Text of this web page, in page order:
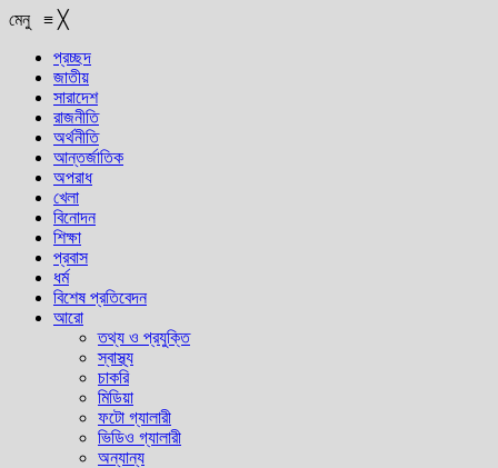
মেনু ≡ ╳
প্রচ্ছদ
জাতীয়
সারাদেশ
রাজনীতি
অর্থনীতি
আন্তর্জাতিক
অপরাধ
খেলা
বিনোদন
শিক্ষা
প্রবাস
ধর্ম
বিশেষ প্রতিবেদন
আরো
তথ্য ও প্রযুক্তি
স্বাস্থ্য
চাকরি
মিডিয়া
ফটো গ্যালারী
ভিডিও গ্যালারী
অন্যান্য